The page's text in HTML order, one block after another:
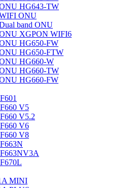
HG643-TW
ONU
band ONU
XGPON WIFI6
HG650-FW
HG650-FTW
HG660-W
HG660-TW
HG660-FW
V5
V5.2
V6
V8
MINI